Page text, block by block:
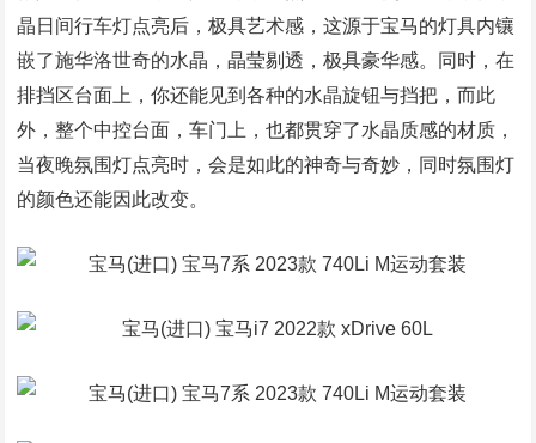
晶日间行车灯点亮后，极具艺术感，这源于宝马的灯具内镶
嵌了施华洛世奇的水晶，晶莹剔透，极具豪华感。同时，在
排挡区台面上，你还能见到各种的水晶旋钮与挡把，而此
外，整个中控台面，车门上，也都贯穿了水晶质感的材质，
当夜晚氛围灯点亮时，会是如此的神奇与奇妙，同时氛围灯
的颜色还能因此改变。